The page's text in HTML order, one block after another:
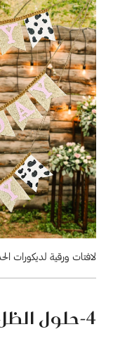
لافتات ورقية لديكورات
4-حلول